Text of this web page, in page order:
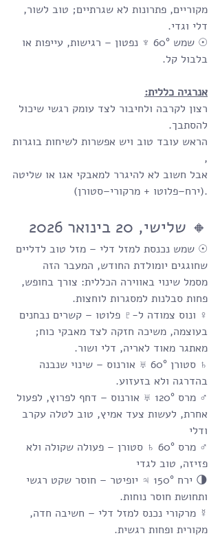
מקוריים, פתרונות לא שגרתיים; טוב לשור,
דלי וגדי.
☉ שמש 60° ♆ נפטון – רגישות, עייפות או
בלבול קל.
אנרגיה כללית:
רצון לקרבה ולחיבור לצד עומק רגשי שיכול
להסתבך.
הראש עובד טוב ויש אפשרות לשיחות בוגרות
,
אבל חשוב לא להיגרר למאבקי אגו או שליטה
.(ירח–פלוטו + מרקורי–סטורן)
🔸 שלישי, 20 בינואר 2026
☉ שמש נכנסת למזל דלי – מזל טוב לדליים
שחוגגים יומולדת החודש, המעבר הזה
מסמל שינוי באווירה הכללית: צורך בחופש,
פחות סבלנות למסגרות לוחצות.
♀ ונוס צמודה ל-♇ פלוטו – קשרים נבחנים
בעוצמה, משיכה חזקה לצד מאבקי כוח;
מאתגר מאוד לאריה, דלי ושור.
♄ סטורן 60° ♅ אורנוס – שינוי שנבנה
בהדרגה ולא בזעזוע.
♂ מרס 120° ♅ אורנוס – דחף לפרוץ, לפעול
אחרת, לעשות צעד אמיץ, טוב לטלה עקרב
ודלי
♂ מרס 60° ♄ סטורן – פעולה שקולה ולא
פזיזה, טוב לגדי
🌗 ירח 150° ♃ יופיטר – חוסר שקט רגשי
ותחושת חוסר נוחות.
☿ מרקורי נכנס למזל דלי – חשיבה חדה,
מקורית ופחות רגשית.